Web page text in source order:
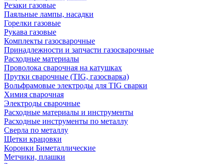
Резаки газовые
Паяльные лампы, насадки
Горелки газовые
Рукава газовые
Комплекты газосварочные
Принадлежности и запчасти газосварочные
Расходные материалы
Проволока сварочная на катушках
Прутки сварочные (TIG, газосварка)
Вольфрамовые электроды для TIG сварки
Химия сварочная
Электроды сварочные
Расходные материалы и инструменты
Расходные инструменты по металлу
Сверла по металлу
Щетки крацовки
Коронки Биметаллические
Метчики, плашки